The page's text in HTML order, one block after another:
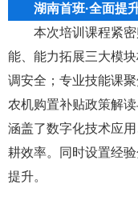
湖南首班·全面提
本次培训课程紧
能、能力拓展三大模
调安全；专业技能课
农机购置补贴政策解
涵盖了数字化技术应
耕效率。同时设置经
提升。